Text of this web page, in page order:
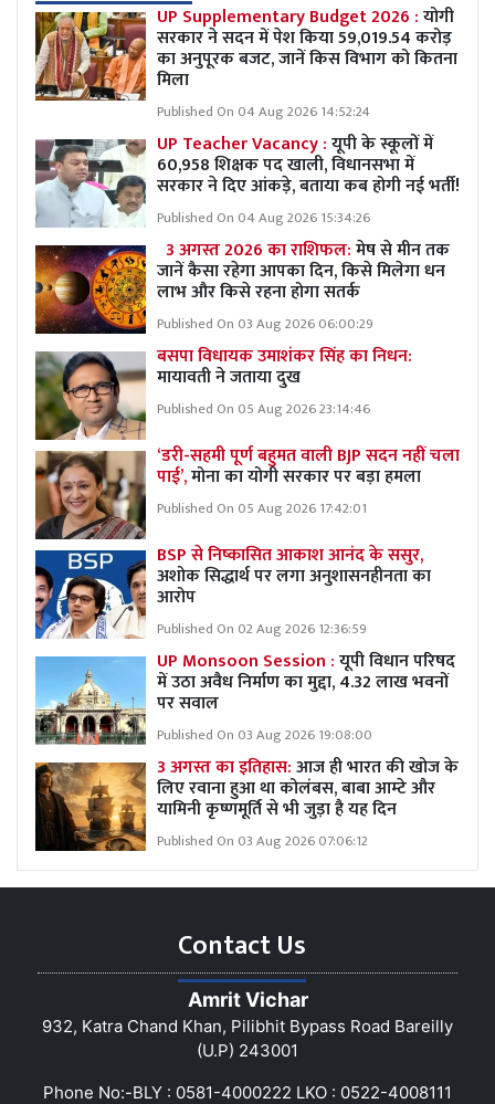
UP Supplementary Budget 2026 :योगी
सरकार ने सदन में पेश किया 59,019.54 करोड़
का अनुपूरक बजट, जानें किस विभाग को कितना
मिला
Published On 04 Aug 2026 14:52:24
UP Teacher Vacancy :यूपी के स्कूलों में
60,958 शिक्षक पद खाली, विधानसभा में
सरकार ने दिए आंकड़े, बताया कब होगी नई भर्ती!
Published On 04 Aug 2026 15:34:26
3 अगस्त 2026 का राशिफल:मेष से मीन तक
जानें कैसा रहेगा आपका दिन, किसे मिलेगा धन
लाभ और किसे रहना होगा सतर्क
Published On 03 Aug 2026 06:00:29
बसपा विधायक उमाशंकर सिंह का निधन:
मायावती ने जताया दुख
Published On 05 Aug 2026 23:14:46
‘डरी-सहमी पूर्ण बहुमत वाली BJP सदन नहीं चला
पाई’,मोना का योगी सरकार पर बड़ा हमला
Published On 05 Aug 2026 17:42:01
BSP से निष्कासित आकाश आनंद के ससुर,
अशोक सिद्धार्थ पर लगा अनुशासनहीनता का
आरोप
Published On 02 Aug 2026 12:36:59
UP Monsoon Session :यूपी विधान परिषद
में उठा अवैध निर्माण का मुद्दा, 4.32 लाख भवनों
पर सवाल
Published On 03 Aug 2026 19:08:00
3 अगस्त का इतिहास:आज ही भारत की खोज के
लिए रवाना हुआ था कोलंबस, बाबा आम्टे और
यामिनी कृष्णमूर्ति से भी जुड़ा है यह दिन
Published On 03 Aug 2026 07:06:12
Contact Us
Amrit Vichar
932, Katra Chand Khan, Pilibhit Bypass Road Bareilly
(U.P) 243001
Phone No:-BLY : 0581-4000222 LKO : 0522-4008111